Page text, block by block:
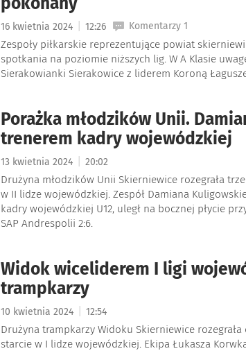
16 kwietnia 2024 12:26 Komentarzy 1
Zespoły piłkarskie reprezentujące powiat
spotkania na poziomie niższych lig. W A Klasie
Sierakowianki Sierakowice z liderem Koroną
Porażka młodzików Unii.
trenerem kadry wojewódzkiej
13 kwietnia 2024 20:02
Drużyna młodzików Unii Skierniewice rozegrała
w II lidze wojewódzkiej. Zespół Damiana
kadry wojewódzkiej U12, uległ na bocznej płycie
SAP Andrespolii 2:6.
Widok wiceliderem I ligi
trampkarzy
10 kwietnia 2024 12:54
Drużyna trampkarzy Widoku Skierniewice
starcie w I lidze wojewódzkiej. Ekipa Łukasza